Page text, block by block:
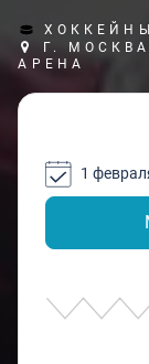
Г.
АРЕНА
1